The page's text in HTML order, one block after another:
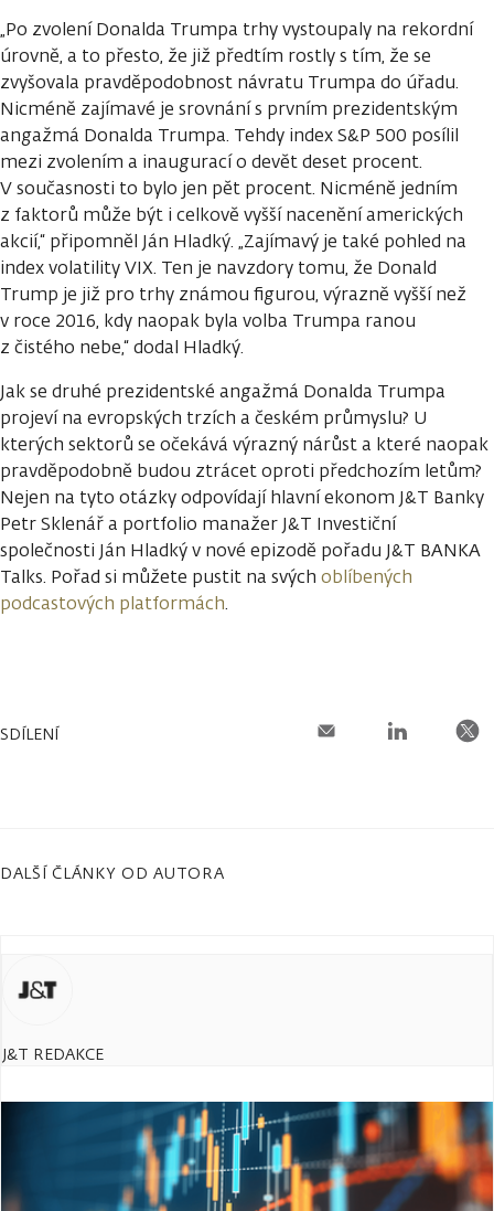
„Po zvolení Donalda Trumpa trhy vystoupaly na rekordní
úrovně, a to přesto, že již předtím rostly s tím, že se
zvyšovala pravděpodobnost návratu Trumpa do úřadu.
Nicméně zajímavé je srovnání s prvním prezidentským
angažmá Donalda Trumpa. Tehdy index S&P 500 posílil
mezi zvolením a inaugurací o devět deset procent.
V současnosti to bylo jen pět procent. Nicméně jedním
z faktorů může být i celkově vyšší nacenění amerických
akcií,“ připomněl Ján Hladký. „Zajímavý je také pohled na
index volatility VIX. Ten je navzdory tomu, že Donald
Trump je již pro trhy známou figurou, výrazně vyšší než
v roce 2016, kdy naopak byla volba Trumpa ranou
z čistého nebe,“ dodal Hladký.
Jak se druhé prezidentské angažmá Donalda Trumpa
projeví na evropských trzích a českém průmyslu? U
kterých sektorů se očekává výrazný nárůst a které naopak
pravděpodobně budou ztrácet oproti předchozím letům?
Nejen na tyto otázky odpovídají hlavní ekonom J&T Banky
Petr Sklenář a portfolio manažer J&T Investiční
společnosti Ján Hladký v nové epizodě pořadu J&T BANKA
Talks. Pořad si můžete pustit na svých oblíbených
podcastových platformách.
SDÍLENÍ
DALŠÍ ČLÁNKY OD AUTORA
J&T REDAKCE